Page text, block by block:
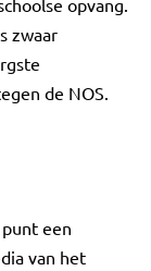
opvang.
zwaar
de NOS.
een
van het